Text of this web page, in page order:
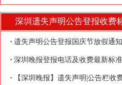
深圳遗失声明公告登报收费
遗失声明公告登报国庆节放假通知
深圳晚报登报电话及收费最新标准
【深圳晚报】遗失声明|公告栏收